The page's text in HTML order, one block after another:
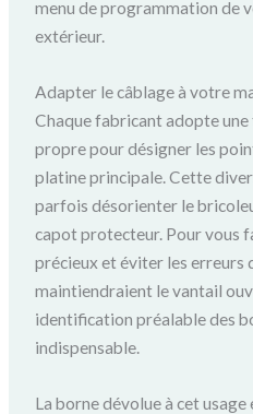
menu de programmation de
extérieur.
Adapter le câblage à votre
Chaque fabricant adopte
propre pour désigner les
platine principale. Cette
parfois désorienter le
capot protecteur. Pour vous
précieux et éviter les erreurs
maintiendraient le vantail
identification préalable des
indispensable.
La borne dévolue à cet